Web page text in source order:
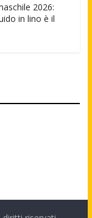
2026:
in lino è il